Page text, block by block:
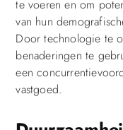
te voeren en om
van hun
Door technologie te
benaderingen te
een
vastgoed.